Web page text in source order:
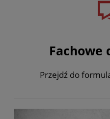
Fachowe
Przejdź do